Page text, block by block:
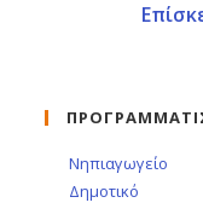
Νηπιαγωγείο
Δημοτικό